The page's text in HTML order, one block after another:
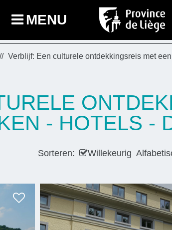
MENU
Verblijf: Een culturele ontdekkingsreis met
- HOTELS -
Sorteren: Willekeurig